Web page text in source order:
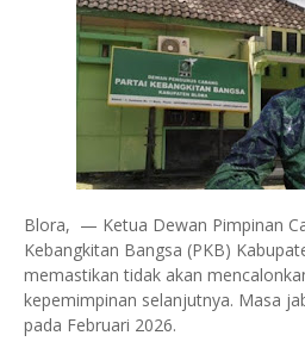
Blora, — Ketua Dewan Pimpinan
Kebangkitan Bangsa (PKB)
memastikan tidak akan
kepemimpinan selanjutnya. Masa
pada Februari 2026.